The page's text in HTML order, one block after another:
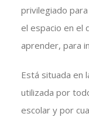
privilegiado
el espacio en el
aprender, para
Está situada en
utilizada por
escolar y por